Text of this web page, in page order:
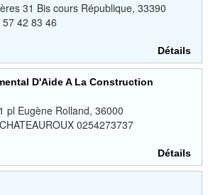
31 Bis cours République, 33390
57 42 83 46
Détails
D'Aide A La Construction
pl Eugène Rolland, 36000
0254273737
Détails